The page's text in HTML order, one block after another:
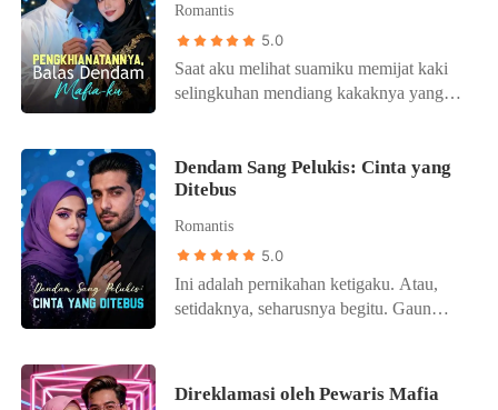
Romantis
5.0
Saat aku melihat suamiku memijat kaki
selingkuhan mendiang kakaknya yang
perempuan itu ke rumah kami dengan
dalih "tanggung jawab keluarga",
itu daripada janji suci kami.
Pengkhianatan terakhir terjadi saat
perempuan itu mencuri dan dengan
menamparnya karena penghinaan itu,
Dendam Sang Pelukis: Cinta yang
Ditebus
Romantis
5.0
Ini adalah pernikahan ketigaku. Atau,
setidaknya, seharusnya begitu. Gaun
Damian Adiputra, berdiri di sampingku,
Direklamasi oleh Pewaris Mafia